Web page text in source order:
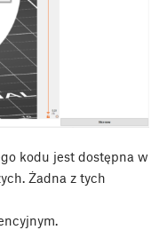
kodu jest dostępna w
Żadna z tych